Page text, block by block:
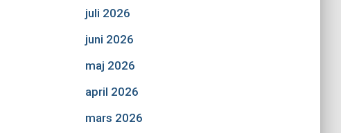
juli 2026
juni 2026
maj 2026
april 2026
mars 2026